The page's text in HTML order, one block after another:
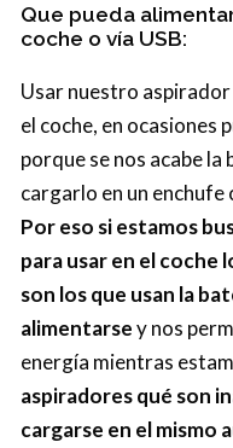
Que pueda
coche o vía USB:
Usar nuestro
el coche, en ocasiones
porque se nos acabe
cargarlo en un
Por eso si estamos
para usar en el coche
son los que usan la
alimentarsey nos
energía mientras
aspiradores qué son
cargarse en el mismo